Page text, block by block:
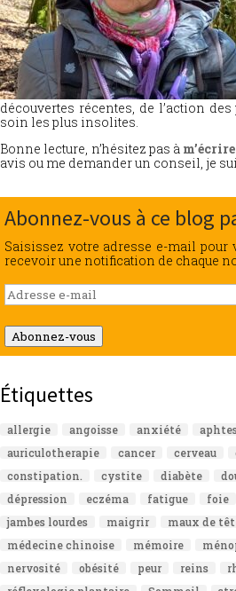
découvertes récentes, de l’action
soin les plus insolites.
Bonne lecture, n’hésitez pas à m’écrire
avis ou me demander un conseil, je
Abonnez-vous à ce blog
Saisissez votre adresse e-mail pour
recevoir une notification de chaque
Adresse
e-
mail
Abonnez-vous
Étiquettes
allergie angoisse anxiété
auriculotherapie
cancer cerveau
constipation.
cystite diabète
dépression
eczéma fatigue foie
jambes lourdes
maigrir maux de
médecine chinoise
mémoire
nervosité
obésité peur reins